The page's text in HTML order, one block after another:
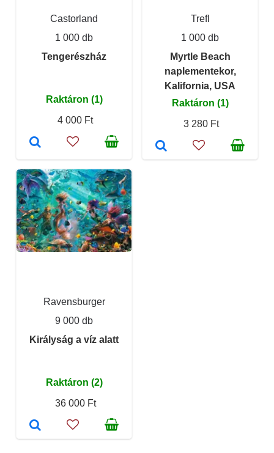
Castorland
1 000 db
Tengerészház
Raktáron (1)
4 000 Ft
Trefl
1 000 db
Myrtle Beach
naplementekor,
Kalifornia, USA
Raktáron (1)
3 280 Ft
Ravensburger
9 000 db
Királyság a víz alatt
Raktáron (2)
36 000 Ft